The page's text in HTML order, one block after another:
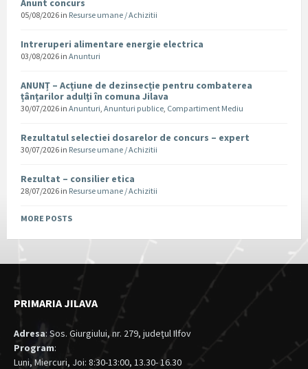
Anunt concurs
05/08/2026 in Resurse umane / Achizitii
Intreruperi alimentare energie electrica
03/08/2026 in Anunturi
ANUNȚ – Acțiune de dezinsecție pentru combaterea
țânțarilor adulți în comuna Jilava
30/07/2026 in Anunturi, Anunturi publice, Compartiment Mediu
Rezultatul selectiei dosarelor de concurs – expert
30/07/2026 in Resurse umane / Achizitii
Rezultat – consilier etica
28/07/2026 in Resurse umane / Achizitii
MORE POSTS
PRIMARIA JILAVA
Adresa: Sos. Giurgiului, nr. 279, judeţul Ilfov
Program:
Luni, Miercuri, Joi: 8:30-13:00, 13.30- 16.30